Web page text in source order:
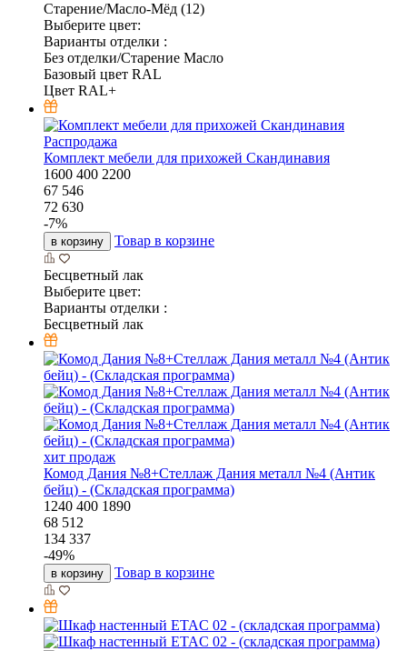
Старение/Масло-Мёд (12)
Выберите цвет:
Варианты отделки :
Без отделки/Старение Масло
Базовый цвет RAL
Цвет RAL+
Распродажа
Комплект мебели для прихожей Скандинавия
1600 400 2200
67 546
72 630
-7%
в корзину Товар в корзине
Бесцветный лак
Выберите цвет:
Варианты отделки :
Бесцветный лак
хит продаж
Комод Дания №8+Стеллаж Дания металл №4 (Антик
бейц) - (Складская программа)
1240 400 1890
68 512
134 337
-49%
в корзину Товар в корзине